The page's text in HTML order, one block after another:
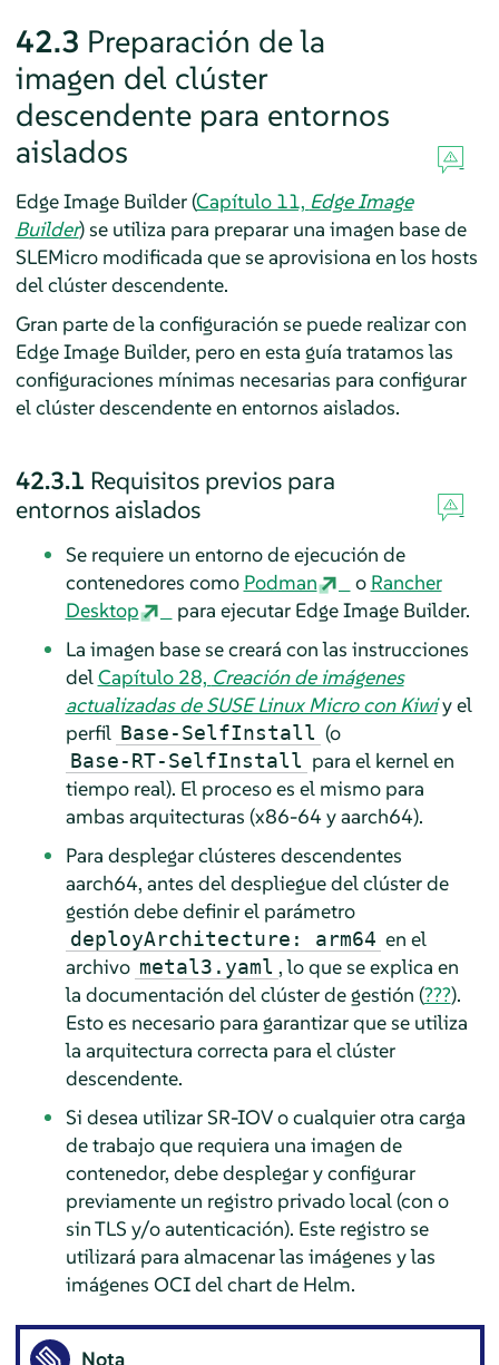
42.3 Preparación de la
imagen del clúster
descendente para entornos
aislados
Edge Image Builder (Capítulo 11, Edge Image
Builder) se utiliza para preparar una imagen base de
SLEMicro modificada que se aprovisiona en los hosts
del clúster descendente.
Gran parte de la configuración se puede realizar con
Edge Image Builder, pero en esta guía tratamos las
configuraciones mínimas necesarias para configurar
el clúster descendente en entornos aislados.
42.3.1 Requisitos previos para
entornos aislados
Se requiere un entorno de ejecución de
contenedores como Podman o Rancher
Desktop
para ejecutar Edge Image Builder.
La imagen base se creará con las instrucciones
delCapítulo 28, Creación de imágenes
actualizadas de SUSE Linux Micro con Kiwiy el
perfil Base-SelfInstall (o
Base-RT-SelfInstall para el kernel en
tiempo real). El proceso es el mismo para
ambas arquitecturas (x86-64 y aarch64).
Para desplegar clústeres descendentes
aarch64, antes del despliegue del clúster de
gestión debe definir el parámetro
deployArchitecture: arm64 en el
archivo metal3.yaml , lo que se explica en
la documentación del clúster de gestión (???).
Esto es necesario para garantizar que se utiliza
la arquitectura correcta para el clúster
descendente.
Si desea utilizar SR-IOV o cualquier otra carga
de trabajo que requiera una imagen de
contenedor, debe desplegar y configurar
previamente un registro privado local (con o
sin TLS y/o autenticación). Este registro se
utilizará para almacenar las imágenes y las
imágenes OCI del chart de Helm.
Nota